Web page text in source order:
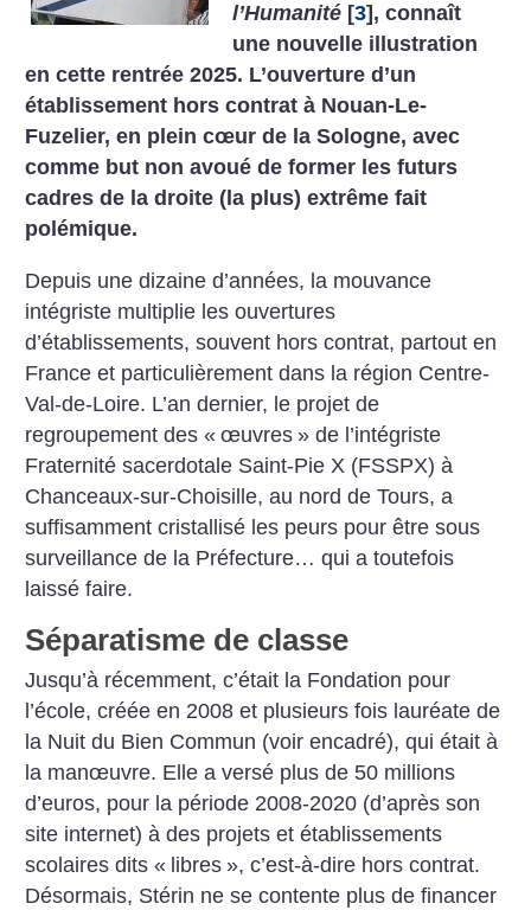
l’Humanité [3] , connaît
une nouvelle illustration
en cette rentrée 2025. L’ouverture d’un
établissement hors contrat à Nouan-Le-
Fuzelier, en plein cœur de la Sologne, avec
comme but non avoué de former les futurs
cadres de la droite (la plus) extrême fait
polémique.
Depuis une dizaine d’années, la mouvance
intégriste multiplie les ouvertures
d’établissements, souvent hors contrat, partout en
France et particulièrement dans la région Centre-
Val-de-Loire. L’an dernier, le projet de
regroupement des « œuvres » de l’intégriste
Fraternité sacerdotale Saint-Pie X (FSSPX) à
Chanceaux-sur-Choisille, au nord de Tours, a
suffisamment cristallisé les peurs pour être sous
surveillance de la Préfecture… qui a toutefois
laissé faire.
Séparatisme de classe
Jusqu’à récemment, c’était la Fondation pour
l’école, créée en 2008 et plusieurs fois lauréate de
la Nuit du Bien Commun (voir encadré), qui était à
la manœuvre. Elle a versé plus de 50 millions
d’euros, pour la période 2008-2020 (d’après son
site internet) à des projets et établissements
scolaires dits « libres », c’est-à-dire hors contrat.
Désormais, Stérin ne se contente plus de financer